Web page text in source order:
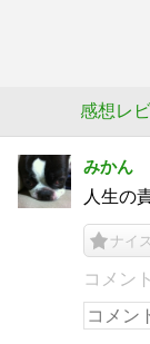
感想レ
みかん
人生の
ナイス
コメン